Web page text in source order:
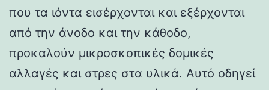
που τα ιόντα εισέρχονται και εξέρχονται
από την άνοδο και την κάθοδο,
προκαλούν μικροσκοπικές δομικές
αλλαγές και στρες στα υλικά. Αυτό οδηγεί